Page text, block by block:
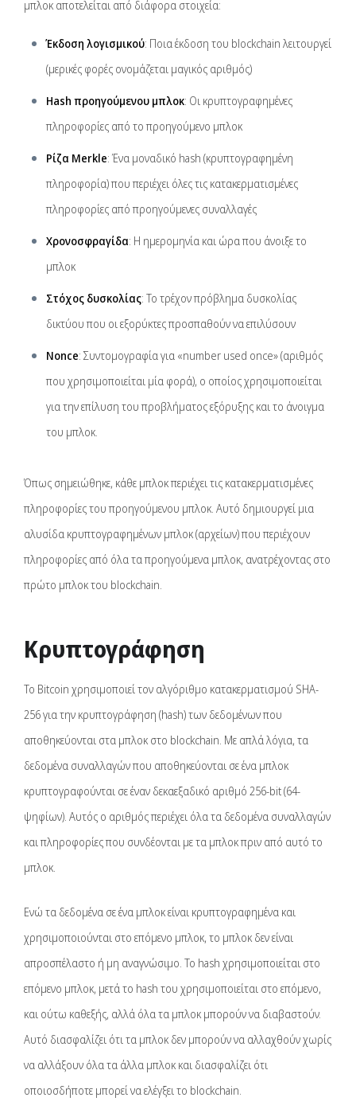
μπλοκ αποτελείται από διάφορα στοιχεία:
Έκδοση λογισμικού: Ποια έκδοση του blockchain λειτουργεί
(μερικές φορές ονομάζεται μαγικός αριθμός)
Hash προηγούμενου μπλοκ: Οι κρυπτογραφημένες
πληροφορίες από το προηγούμενο μπλοκ
Ρίζα Merkle: Ένα μοναδικό hash (κρυπτογραφημένη
πληροφορία) που περιέχει όλες τις κατακερματισμένες
πληροφορίες από προηγούμενες συναλλαγές
Χρονοσφραγίδα: Η ημερομηνία και ώρα που άνοιξε το
μπλοκ
Στόχος δυσκολίας: Το τρέχον πρόβλημα δυσκολίας
δικτύου που οι εξορύκτες προσπαθούν να επιλύσουν
Nonce: Συντομογραφία για «number used once» (αριθμός
που χρησιμοποιείται μία φορά), ο οποίος χρησιμοποιείται
για την επίλυση του προβλήματος εξόρυξης και το άνοιγμα
του μπλοκ.
Όπως σημειώθηκε, κάθε μπλοκ περιέχει τις κατακερματισμένες
πληροφορίες του προηγούμενου μπλοκ. Αυτό δημιουργεί μια
αλυσίδα κρυπτογραφημένων μπλοκ (αρχείων) που περιέχουν
πληροφορίες από όλα τα προηγούμενα μπλοκ, ανατρέχοντας στο
πρώτο μπλοκ του blockchain.
Κρυπτογράφηση
Το Bitcoin χρησιμοποιεί τον αλγόριθμο κατακερματισμού SHA-
256 για την κρυπτογράφηση (hash) των δεδομένων που
αποθηκεύονται στα μπλοκ στο blockchain. Με απλά λόγια, τα
δεδομένα συναλλαγών που αποθηκεύονται σε ένα μπλοκ
κρυπτογραφούνται σε έναν δεκαεξαδικό αριθμό 256-bit (64-
ψηφίων). Αυτός ο αριθμός περιέχει όλα τα δεδομένα συναλλαγών
και πληροφορίες που συνδέονται με τα μπλοκ πριν από αυτό το
μπλοκ.
Ενώ τα δεδομένα σε ένα μπλοκ είναι κρυπτογραφημένα και
χρησιμοποιούνται στο επόμενο μπλοκ, το μπλοκ δεν είναι
απροσπέλαστο ή μη αναγνώσιμο. Το hash χρησιμοποιείται στο
επόμενο μπλοκ, μετά το hash του χρησιμοποιείται στο επόμενο,
και ούτω καθεξής, αλλά όλα τα μπλοκ μπορούν να διαβαστούν.
Αυτό διασφαλίζει ότι τα μπλοκ δεν μπορούν να αλλαχθούν χωρίς
να αλλάξουν όλα τα άλλα μπλοκ και διασφαλίζει ότι
οποιοσδήποτε μπορεί να ελέγξει το blockchain.